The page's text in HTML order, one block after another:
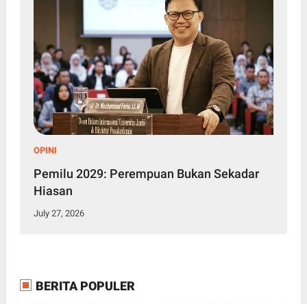
OPINI
Pemilu 2029: Perempuan Bukan Sekadar
Hiasan
July 27, 2026
BERITA POPULER